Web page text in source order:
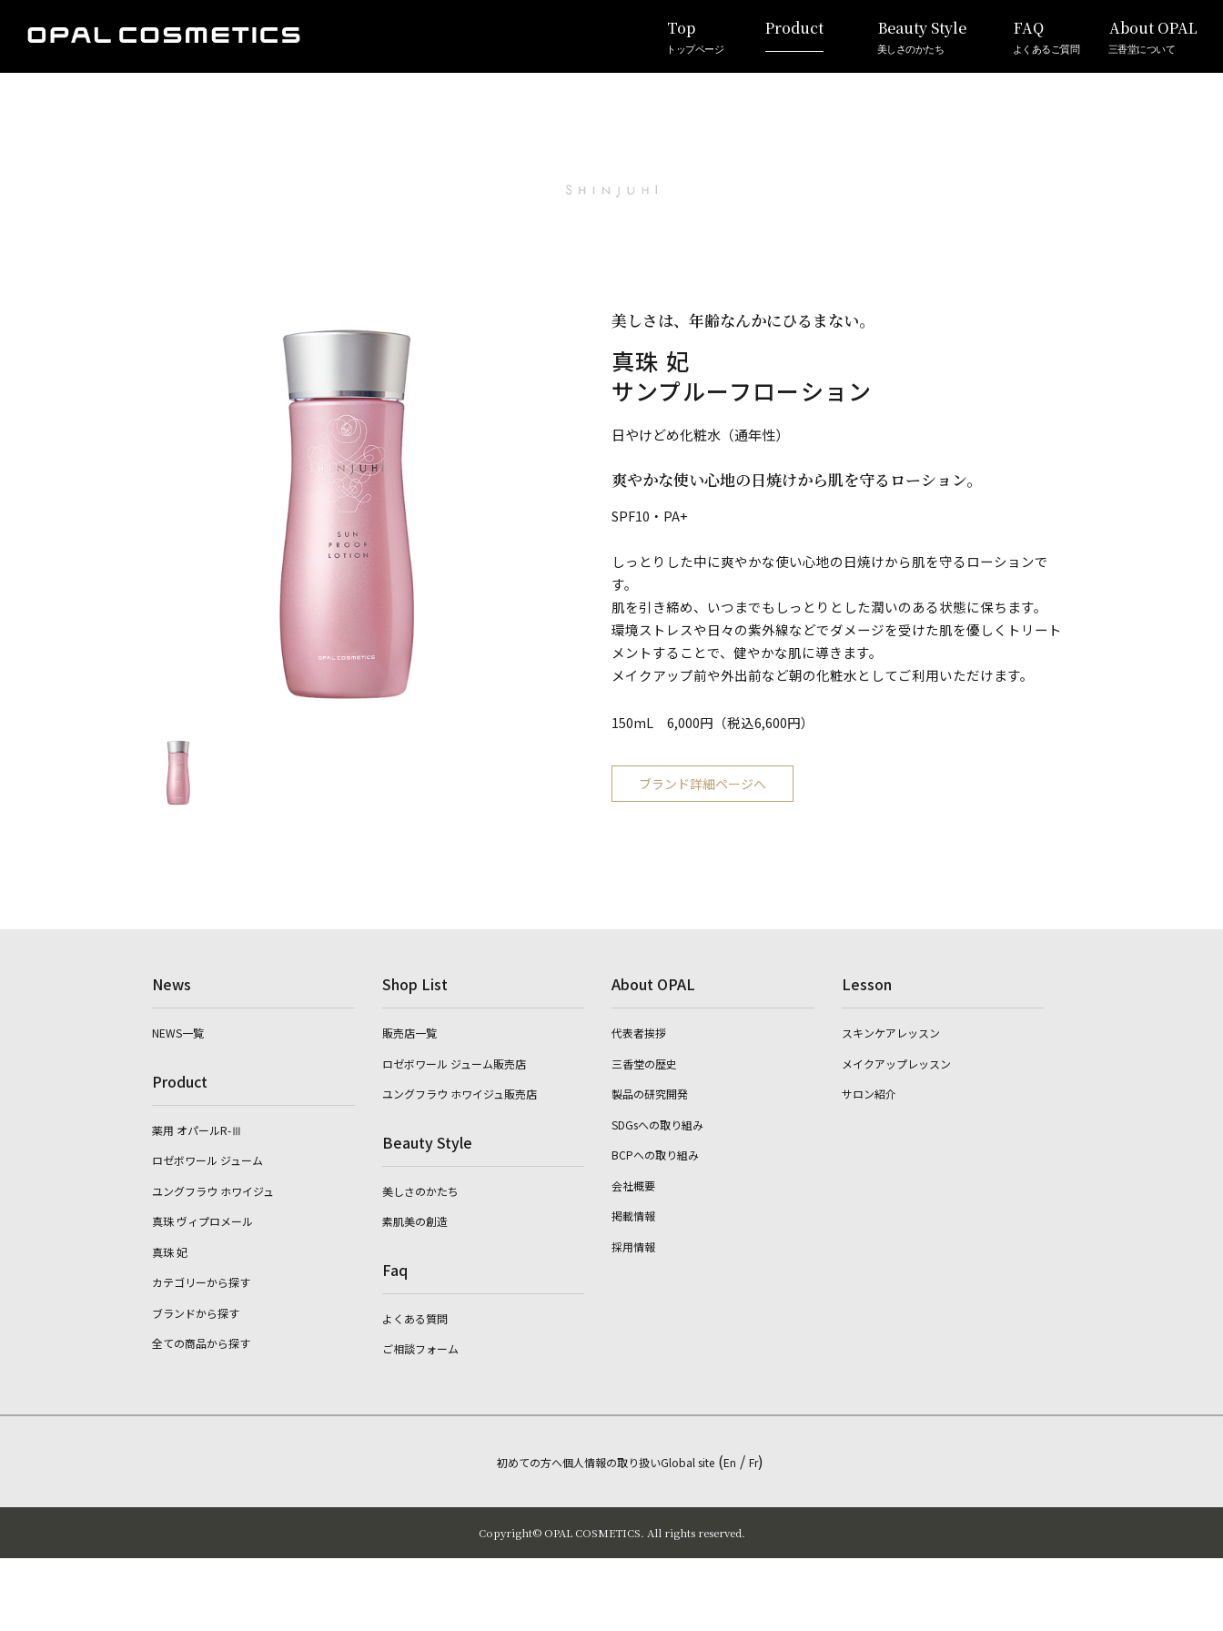
Top
トップページ
Product Beauty Style
美しさのかたち
FAQ
よくあるご質問
About OPAL
三香堂について
美しさは、年齢なんかにひるまない。
真珠 妃
サンプルーフローション
日やけどめ化粧水（通年性）
爽やかな使い心地の日焼けから肌を守るローション。
SPF10・PA+
しっとりした中に爽やかな使い心地の日焼けから肌を守るローションで
す。
肌を引き締め、いつまでもしっとりとした潤いのある状態に保ちます。
環境ストレスや日々の紫外線などでダメージを受けた肌を優しくトリート
メントすることで、健やかな肌に導きます。
メイクアップ前や外出前など朝の化粧水としてご利用いただけます。
150mL 6,000円（税込6,600円）
ブランド詳細ページへ
News
NEWS一覧
Product
薬用 オパールR-Ⅲ
ロゼボワール ジューム
ユングフラウ ホワイジュ
真珠 ヴィプロメール
真珠 妃
カテゴリーから探す
ブランドから探す
全ての商品から探す
Shop List
販売店一覧
ロゼボワール ジューム販売店
ユングフラウ ホワイジュ販売店
Beauty Style
美しさのかたち
素肌美の創造
Faq
よくある質問
ご相談フォーム
About OPAL
代表者挨拶
三香堂の歴史
製品の研究開発
SDGsへの取り組み
BCPへの取り組み
会社概要
掲載情報
採用情報
Lesson
スキンケアレッスン
メイクアップレッスン
サロン紹介
初めての方へ個人情報の取り扱いGlobal site(En / Fr)
Copyright©︎ OPAL COSMETICS. All rights reserved.